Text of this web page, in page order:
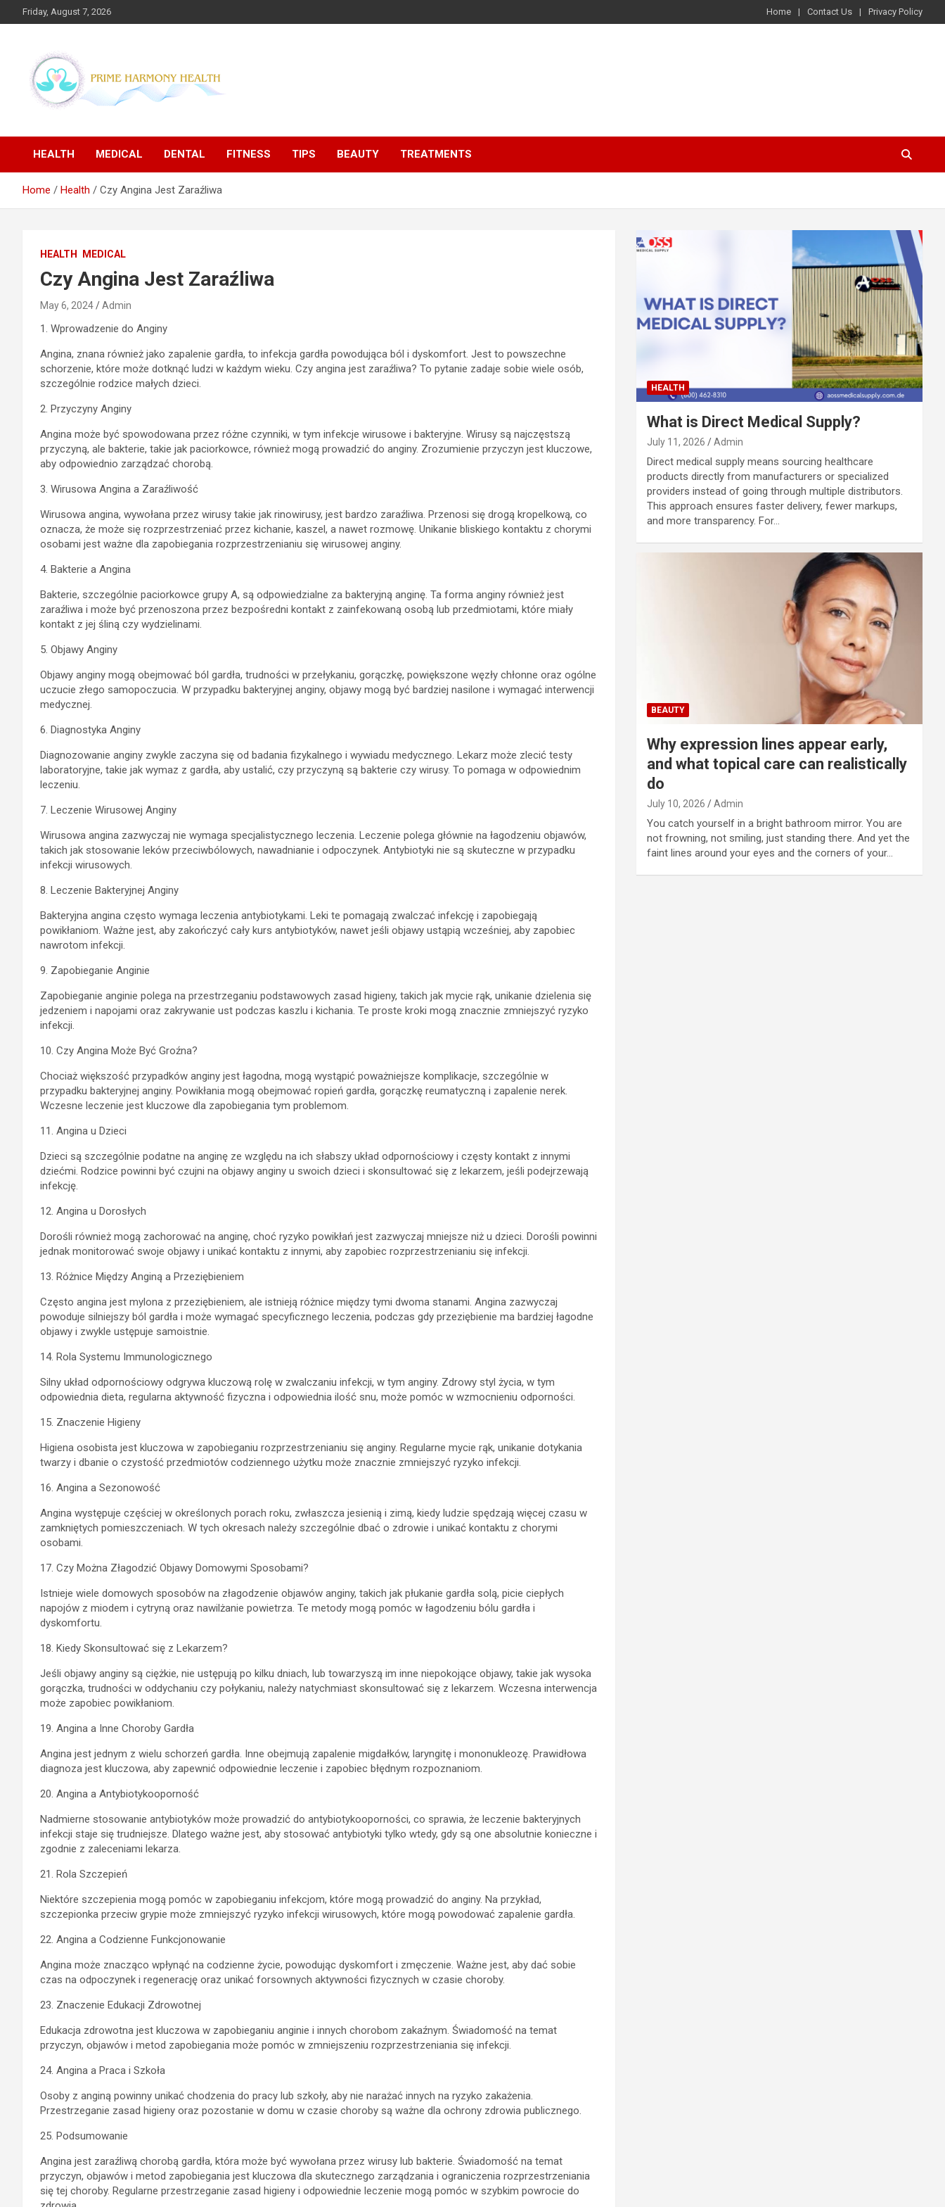
to
Friday, August 7, 2026 Home Contact Us Privacy Policy
Prime Harmony Health
add to your diet, and more specific information on common
health conditions.
HEALTH MEDICAL DENTAL FITNESS TIPS BEAUTY TREATMENTS
Home Health Czy Angina Jest Zaraźliwa
HEALTH MEDICAL
Czy Angina Jest Zaraźliwa
May 6, 2024 Admin
1. Wprowadzenie do Anginy
Angina, znana również jako zapalenie gardła, to infekcja gardła powodująca ból i dyskomfort. Jest to powszechne
schorzenie, które może dotknąć ludzi w każdym wieku. Czy angina jest zaraźliwa? To pytanie zadaje sobie wiele osób,
szczególnie rodzice małych dzieci.
2. Przyczyny Anginy
Angina może być spowodowana przez różne czynniki, w tym infekcje wirusowe i bakteryjne. Wirusy są najczęstszą
przyczyną, ale bakterie, takie jak paciorkowce, również mogą prowadzić do anginy. Zrozumienie przyczyn jest kluczowe,
aby odpowiednio zarządzać chorobą.
3. Wirusowa Angina a Zaraźliwość
Wirusowa angina, wywołana przez wirusy takie jak rinowirusy, jest bardzo zaraźliwa. Przenosi się drogą kropelkową, co
oznacza, że może się rozprzestrzeniać przez kichanie, kaszel, a nawet rozmowę. Unikanie bliskiego kontaktu z chorymi
osobami jest ważne dla zapobiegania rozprzestrzenianiu się wirusowej anginy.
4. Bakterie a Angina
Bakterie, szczególnie paciorkowce grupy A, są odpowiedzialne za bakteryjną anginę. Ta forma anginy również jest
zaraźliwa i może być przenoszona przez bezpośredni kontakt z zainfekowaną osobą lub przedmiotami, które miały
kontakt z jej śliną czy wydzielinami.
5. Objawy Anginy
Objawy anginy mogą obejmować ból gardła, trudności w przełykaniu, gorączkę, powiększone węzły chłonne oraz ogólne
uczucie złego samopoczucia. W przypadku bakteryjnej anginy, objawy mogą być bardziej nasilone i wymagać interwencji
medycznej.
6. Diagnostyka Anginy
Diagnozowanie anginy zwykle zaczyna się od badania fizykalnego i wywiadu medycznego. Lekarz może zlecić testy
laboratoryjne, takie jak wymaz z gardła, aby ustalić, czy przyczyną są bakterie czy wirusy. To pomaga w odpowiednim
leczeniu.
7. Leczenie Wirusowej Anginy
Wirusowa angina zazwyczaj nie wymaga specjalistycznego leczenia. Leczenie polega głównie na łagodzeniu objawów,
takich jak stosowanie leków przeciwbólowych, nawadnianie i odpoczynek. Antybiotyki nie są skuteczne w przypadku
infekcji wirusowych.
8. Leczenie Bakteryjnej Anginy
Bakteryjna angina często wymaga leczenia antybiotykami. Leki te pomagają zwalczać infekcję i zapobiegają
powikłaniom. Ważne jest, aby zakończyć cały kurs antybiotyków, nawet jeśli objawy ustąpią wcześniej, aby zapobiec
nawrotom infekcji.
9. Zapobieganie Anginie
Zapobieganie anginie polega na przestrzeganiu podstawowych zasad higieny, takich jak mycie rąk, unikanie dzielenia się
jedzeniem i napojami oraz zakrywanie ust podczas kaszlu i kichania. Te proste kroki mogą znacznie zmniejszyć ryzyko
infekcji.
10. Czy Angina Może Być Groźna?
Chociaż większość przypadków anginy jest łagodna, mogą wystąpić poważniejsze komplikacje, szczególnie w
przypadku bakteryjnej anginy. Powikłania mogą obejmować ropień gardła, gorączkę reumatyczną i zapalenie nerek.
Wczesne leczenie jest kluczowe dla zapobiegania tym problemom.
11. Angina u Dzieci
Dzieci są szczególnie podatne na anginę ze względu na ich słabszy układ odpornościowy i częsty kontakt z innymi
dziećmi. Rodzice powinni być czujni na objawy anginy u swoich dzieci i skonsultować się z lekarzem, jeśli podejrzewają
infekcję.
12. Angina u Dorosłych
Dorośli również mogą zachorować na anginę, choć ryzyko powikłań jest zazwyczaj mniejsze niż u dzieci. Dorośli powinni
jednak monitorować swoje objawy i unikać kontaktu z innymi, aby zapobiec rozprzestrzenianiu się infekcji.
13. Różnice Między Anginą a Przeziębieniem
Często angina jest mylona z przeziębieniem, ale istnieją różnice między tymi dwoma stanami. Angina zazwyczaj
powoduje silniejszy ból gardła i może wymagać specyficznego leczenia, podczas gdy przeziębienie ma bardziej łagodne
objawy i zwykle ustępuje samoistnie.
14. Rola Systemu Immunologicznego
Silny układ odpornościowy odgrywa kluczową rolę w zwalczaniu infekcji, w tym anginy. Zdrowy styl życia, w tym
odpowiednia dieta, regularna aktywność fizyczna i odpowiednia ilość snu, może pomóc w wzmocnieniu odporności.
15. Znaczenie Higieny
Higiena osobista jest kluczowa w zapobieganiu rozprzestrzenianiu się anginy. Regularne mycie rąk, unikanie dotykania
twarzy i dbanie o czystość przedmiotów codziennego użytku może znacznie zmniejszyć ryzyko infekcji.
16. Angina a Sezonowość
Angina występuje częściej w określonych porach roku, zwłaszcza jesienią i zimą, kiedy ludzie spędzają więcej czasu w
zamkniętych pomieszczeniach. W tych okresach należy szczególnie dbać o zdrowie i unikać kontaktu z chorymi
osobami.
17. Czy Można Złagodzić Objawy Domowymi Sposobami?
Istnieje wiele domowych sposobów na złagodzenie objawów anginy, takich jak płukanie gardła solą, picie ciepłych
napojów z miodem i cytryną oraz nawilżanie powietrza. Te metody mogą pomóc w łagodzeniu bólu gardła i
dyskomfortu.
18. Kiedy Skonsultować się z Lekarzem?
Jeśli objawy anginy są ciężkie, nie ustępują po kilku dniach, lub towarzyszą im inne niepokojące objawy, takie jak wysoka
gorączka, trudności w oddychaniu czy połykaniu, należy natychmiast skonsultować się z lekarzem. Wczesna interwencja
może zapobiec powikłaniom.
19. Angina a Inne Choroby Gardła
Angina jest jednym z wielu schorzeń gardła. Inne obejmują zapalenie migdałków, laryngitę i mononukleozę. Prawidłowa
diagnoza jest kluczowa, aby zapewnić odpowiednie leczenie i zapobiec błędnym rozpoznaniom.
20. Angina a Antybiotykooporność
Nadmierne stosowanie antybiotyków może prowadzić do antybiotykooporności, co sprawia, że leczenie bakteryjnych
infekcji staje się trudniejsze. Dlatego ważne jest, aby stosować antybiotyki tylko wtedy, gdy są one absolutnie konieczne i
zgodnie z zaleceniami lekarza.
21. Rola Szczepień
Niektóre szczepienia mogą pomóc w zapobieganiu infekcjom, które mogą prowadzić do anginy. Na przykład,
szczepionka przeciw grypie może zmniejszyć ryzyko infekcji wirusowych, które mogą powodować zapalenie gardła.
22. Angina a Codzienne Funkcjonowanie
Angina może znacząco wpłynąć na codzienne życie, powodując dyskomfort i zmęczenie. Ważne jest, aby dać sobie
czas na odpoczynek i regenerację oraz unikać forsownych aktywności fizycznych w czasie choroby.
23. Znaczenie Edukacji Zdrowotnej
Edukacja zdrowotna jest kluczowa w zapobieganiu anginie i innych chorobom zakaźnym. Świadomość na temat
przyczyn, objawów i metod zapobiegania może pomóc w zmniejszeniu rozprzestrzeniania się infekcji.
24. Angina a Praca i Szkoła
Osoby z anginą powinny unikać chodzenia do pracy lub szkoły, aby nie narażać innych na ryzyko zakażenia.
Przestrzeganie zasad higieny oraz pozostanie w domu w czasie choroby są ważne dla ochrony zdrowia publicznego.
25. Podsumowanie
Angina jest zaraźliwą chorobą gardła, która może być wywołana przez wirusy lub bakterie. Świadomość na temat
przyczyn, objawów i metod zapobiegania jest kluczowa dla skutecznego zarządzania i ograniczenia rozprzestrzeniania
się tej choroby. Regularne przestrzeganie zasad higieny i odpowiednie leczenie mogą pomóc w szybkim powrocie do
HEALTH
What is Direct Medical Supply?
July 11, 2026 Admin
Direct medical supply means sourcing healthcare
products directly from manufacturers or specialized
providers instead of going through multiple distributors.
This approach ensures faster delivery, fewer markups,
and more transparency. For…
BEAUTY
Why expression lines appear early,
and what topical care can realistically
do
July 10, 2026 Admin
You catch yourself in a bright bathroom mirror. You are
not frowning, not smiling, just standing there. And yet the
faint lines around your eyes and the corners of your…